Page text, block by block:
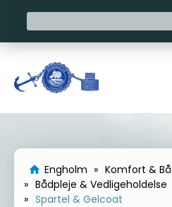
home Engholm
Komfort &
Bådpleje & Vedligeholdelse
Spartel & Gelcoat